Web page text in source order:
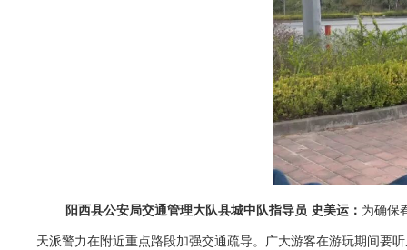
阳西县公安局交通管理大队县城中队指导员 史美运： 为确保
天派警力在附近重点路段加强交通疏导。广大游客在游玩期间要